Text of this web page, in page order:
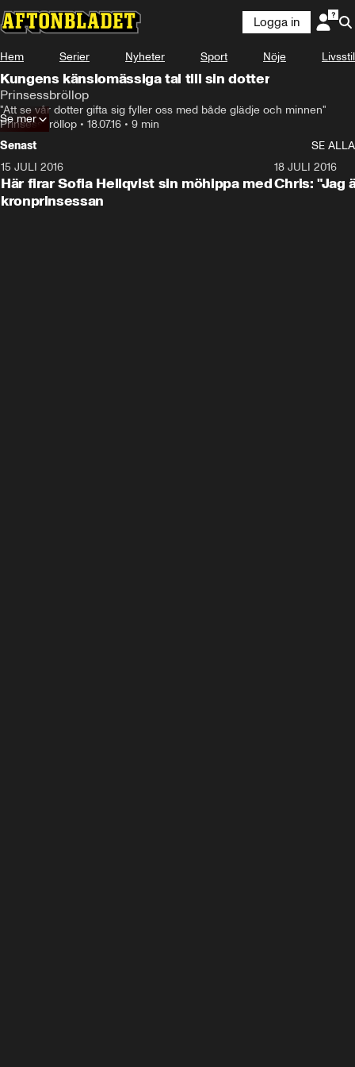
Logga in
Hem Serier Nyheter Sport Nöje Livsstil
Kungens känslomässiga tal till sin dotter
Prinsessbröllop
"Att se vår dotter gifta sig fyller oss med både glädje och minnen"
Prinsessbröllop • 18.07.16 • 9 min
Se mer
Senast
SE ALLA
15 JULI 2016
Här firar Sofia Hellqvist sin möhippa med
kronprinsessan
18 JULI 2016
Chris: "Jag